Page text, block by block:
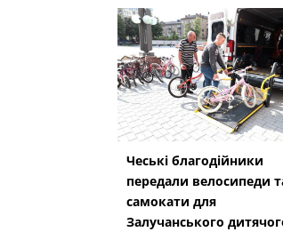
Чеські благодійники
передали велосипеди
самокати для
Залучанського